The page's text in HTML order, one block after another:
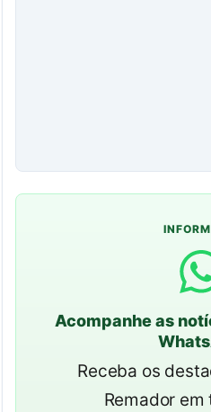
Acompanhe as
Receba os
Remador